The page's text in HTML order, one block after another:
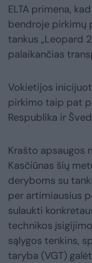
ELTA primena,
bendroje pirkimų
tankus „Leopard
palaikančias
Vokietijos
pirkimo taip pat
Respublika ir
Krašto apsaugos
Kasčiūnas šių
deryboms su
per artimiausius
sulaukti
technikos
sąlygos tenkins,
taryba (VGT)